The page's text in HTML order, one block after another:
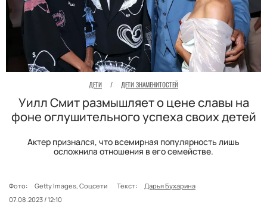
ДЕТИ / ДЕТИ ЗНАМЕНИТОСТЕЙ
Уилл Смит размышляет о цене славы на
фоне оглушительного успеха своих детей
Актер признался, что всемирная популярность лишь
осложнила отношения в его семействе.
Фото: Getty Images, Соцсети Текст:
Дарья Бухарина
07.08.2023 / 12:10